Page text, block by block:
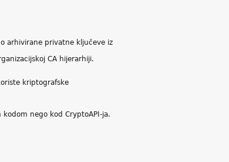
arhivirane privatne ključeve iz
CA hijerarhiji.
kriptografske
nego kod CryptoAPI-ja.